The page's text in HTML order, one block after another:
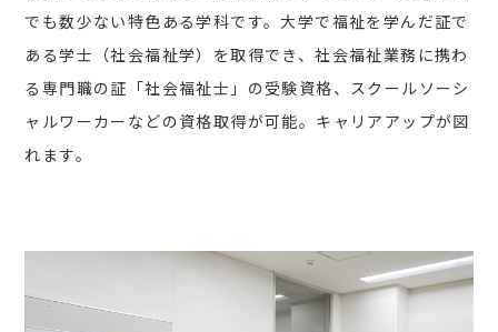
でも数少ない特色ある学科です。大学で福祉を学んだ証で
ある学士（社会福祉学）を取得でき、社会福祉業務に携わ
る専門職の証「社会福祉士」の受験資格、スクールソーシ
ャルワーカーなどの資格取得が可能。キャリアアップが図
れます。